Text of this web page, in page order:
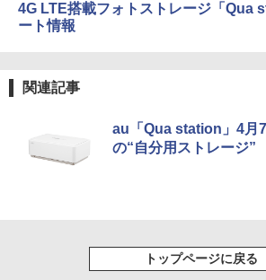
4G LTE搭載フォトストレージ「Qua
ート情報
関連記事
au「Qua station」4月
の“自分用ストレージ”
トップページに戻る